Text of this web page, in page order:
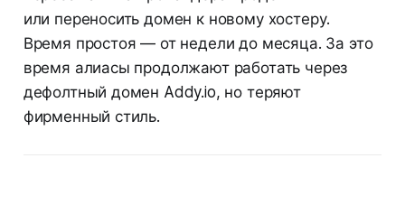
или переносить домен к новому хостеру.
Время простоя — от недели до месяца. За это
время алиасы продолжают работать через
дефолтный домен Addy.io, но теряют
фирменный стиль.